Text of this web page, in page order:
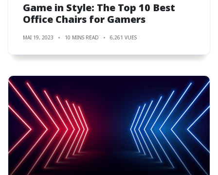
Game in Style: The Top 10 Best
Office Chairs for Gamers
MAI 19, 2023 10 MINS READ 6,261 VUES